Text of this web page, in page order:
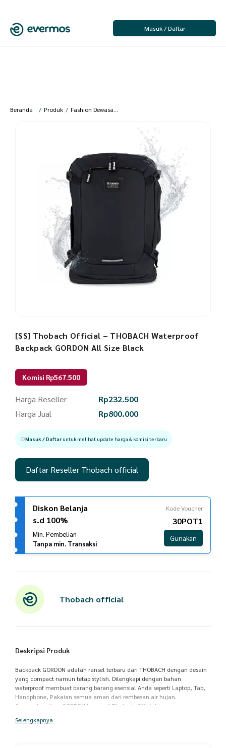
Masuk / Daftar
Beranda / Produk / Fashion Dewasa /
[SS] Thobach Official – THOBACH Waterproof
Backpack GORDON All Size Black
Komisi Rp567.500
Harga Reseller Rp232.500
Harga Jual
Rp800.000
Masuk / Daftaruntuk melihat update harga & komisi terbaru
Daftar Reseller Thobach official
Diskon Belanja
s.d 100%
Min. Pembelian
Tanpa min. Transaksi
Kode Voucher
30POT1
Gunakan
Thobach official
Deskripsi Produk
Backpack GORDON adalah ransel terbaru dari THOBACH dengan desain
yang compact namun tetap stylish. Dilengkapi dengan bahan
waterproof membuat barang barang esensial Anda seperti Laptop, Tab,
Handphone, Pakaian semua aman dari rembesan air hujan.
Segera dapatkan GORDON hanya di Thobach Official.
DETAIL :
Selengkapnya